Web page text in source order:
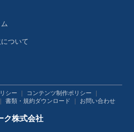
ついて
シー コンテンツ制作ポリシー
書類・規約ダウンロード お問い合わせ
ク株式会社